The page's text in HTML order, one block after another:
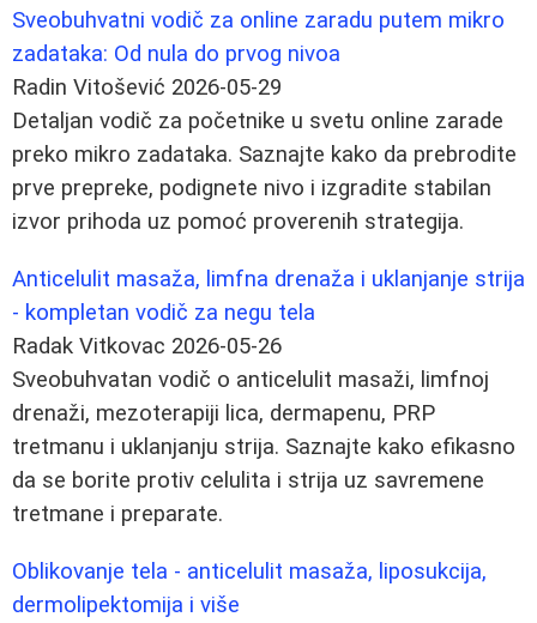
Sveobuhvatni vodič za online zaradu putem mikro
zadataka: Od nula do prvog nivoa
Radin Vitošević 2026-05-29
Detaljan vodič za početnike u svetu online zarade
preko mikro zadataka. Saznajte kako da prebrodite
prve prepreke, podignete nivo i izgradite stabilan
izvor prihoda uz pomoć proverenih strategija.
Anticelulit masaža, limfna drenaža i uklanjanje strija
- kompletan vodič za negu tela
Radak Vitkovac 2026-05-26
Sveobuhvatan vodič o anticelulit masaži, limfnoj
drenaži, mezoterapiji lica, dermapenu, PRP
tretmanu i uklanjanju strija. Saznajte kako efikasno
da se borite protiv celulita i strija uz savremene
tretmane i preparate.
Oblikovanje tela - anticelulit masaža, liposukcija,
dermolipektomija i više